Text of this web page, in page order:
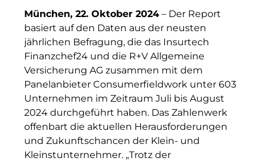
Initiative Central Quartier
Interhyp
KERNenergie GmbH
Kollitsch Invest
Lenbachhaus
LNGVTY
München, 22. Oktober 2024 – Der Report
basiert auf den Daten aus der neusten
jährlichen Befragung, die das Insurtech
Finanzchef24 und die R+V Allgemeine
Versicherung AG zusammen mit dem
Panelanbieter Consumerfieldwork unter 603
Unternehmen im Zeitraum Juli bis August
2024 durchgeführt haben. Das Zahlenwerk
offenbart die aktuellen Herausforderungen
und Zukunftschancen der Klein- und
Kleinstunternehmer. „Trotz der